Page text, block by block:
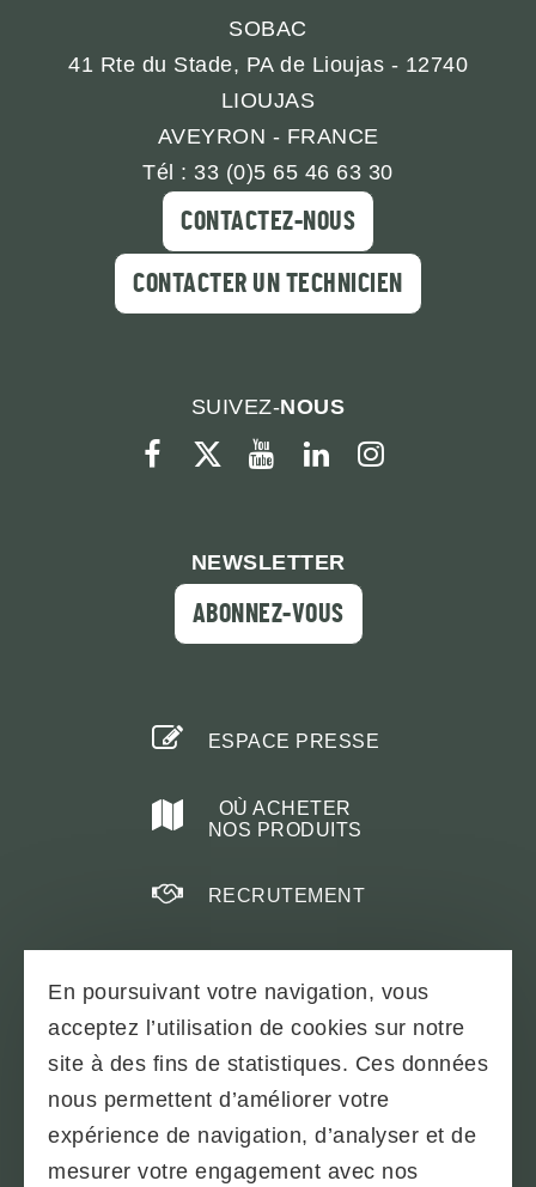
SOBAC
41 Rte du Stade, PA de Lioujas - 12740
LIOUJAS
AVEYRON - FRANCE
Tél : 33 (0)5 65 46 63 30
CONTACTEZ-NOUS
CONTACTER UN TECHNICIEN
SUIVEZ-NOUS
facebook
twitteryoutubelinkedin
NEWSLETTER
ABONNEZ-VOUS
ESPACE PRESSE
OÙ ACHETER
NOS PRODUITS
RECRUTEMENT
TÉLÉCHARGEMENTS & BROCHURES
PARTENAIRES
CONDITIONS GÉNÉRALES
MENTIONS LÉGALES - SOBAC
En poursuivant votre navigation, vous
acceptez l’utilisation de cookies sur notre
site à des fins de statistiques. Ces données
nous permettent d’améliorer votre
expérience de navigation, d’analyser et de
mesurer votre engagement avec nos